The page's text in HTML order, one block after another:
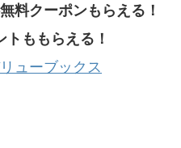
料クーポンもらえる！
ももらえる！
ューブックス